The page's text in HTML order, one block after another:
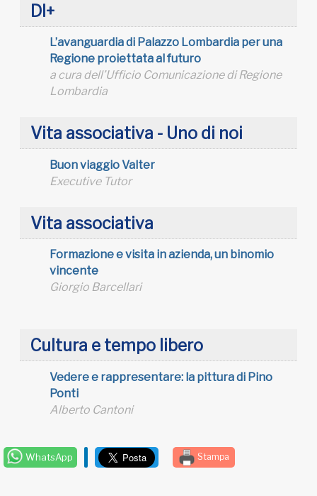
DI+
L’avanguardia di Palazzo Lombardia per una
Regione proiettata al futuro
a cura dell’Ufficio Comunicazione di Regione
Lombardia
Vita associativa - Uno di noi
Buon viaggio Valter
Executive Tutor
Vita associativa
Formazione e visita in azienda, un binomio
vincente
Giorgio Barcellari
Cultura e tempo libero
Vedere e rappresentare: la pittura di Pino
Ponti
Alberto Cantoni
WhatsApp Stampa